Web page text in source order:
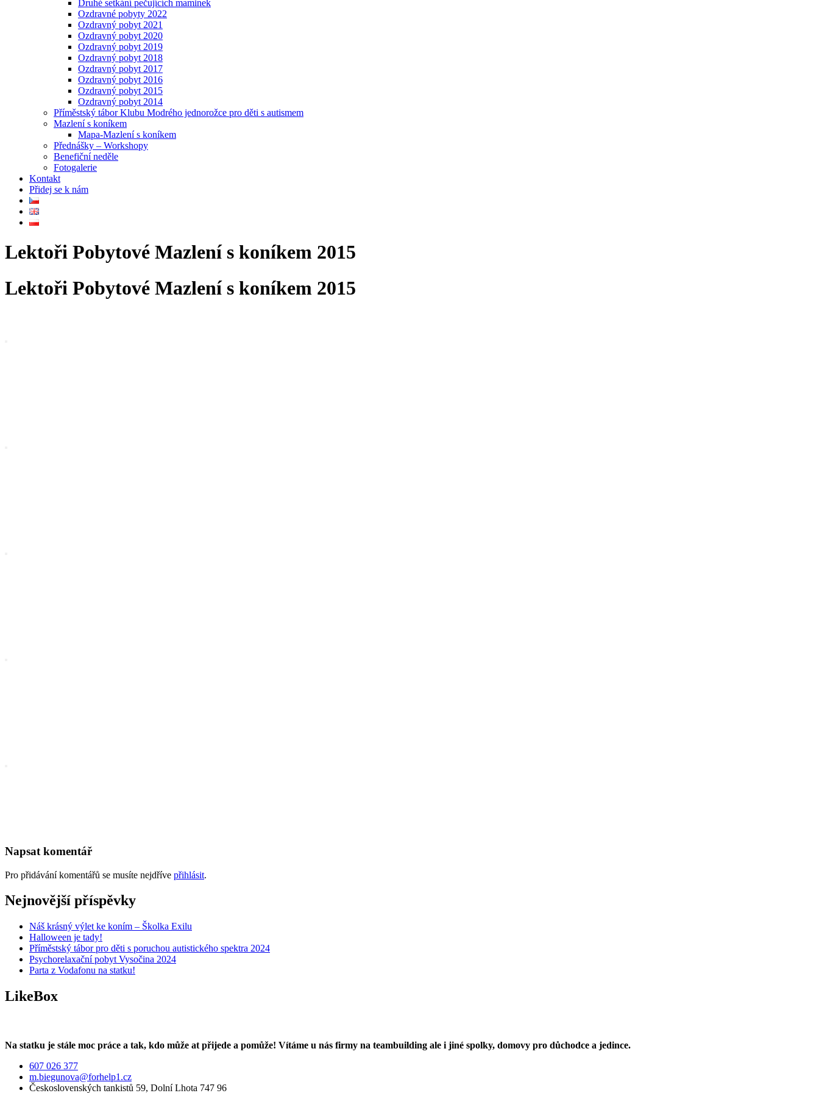
Druhé setkání pečujících maminek
Ozdravné pobyty 2022
Ozdravný pobyt 2021
Ozdravný pobyt 2020
Ozdravný pobyt 2019
Ozdravný pobyt 2018
Ozdravný pobyt 2017
Ozdravný pobyt 2016
Ozdravný pobyt 2015
Ozdravný pobyt 2014
Příměstský tábor Klubu Modrého jednorožce pro děti s autismem
Mazlení s koníkem
Mapa-Mazlení s koníkem
Přednášky – Workshopy
Benefiční neděle
Fotogalerie
Kontakt
Přidej se k nám
Lektoři Pobytové Mazlení s koníkem 2015
Lektoři Pobytové Mazlení s koníkem 2015
Napsat komentář
Pro přidávání komentářů se musíte nejdříve přihlásit.
Nejnovější příspěvky
Náš krásný výlet ke koním – Školka Exilu
Halloween je tady!
Příměstský tábor pro děti s poruchou autistického spektra 2024
Psychorelaxační pobyt Vysočina 2024
Parta z Vodafonu na statku!
LikeBox
Na statku je stále moc práce a tak, kdo může at přijede a pomůže! Vítáme u nás firmy na teambuilding ale i jiné spolky, domovy pro důchodce a jedince.
607 026 377
m.biegunova@forhelp1.cz
Československých tankistů 59, Dolní Lhota 747 96